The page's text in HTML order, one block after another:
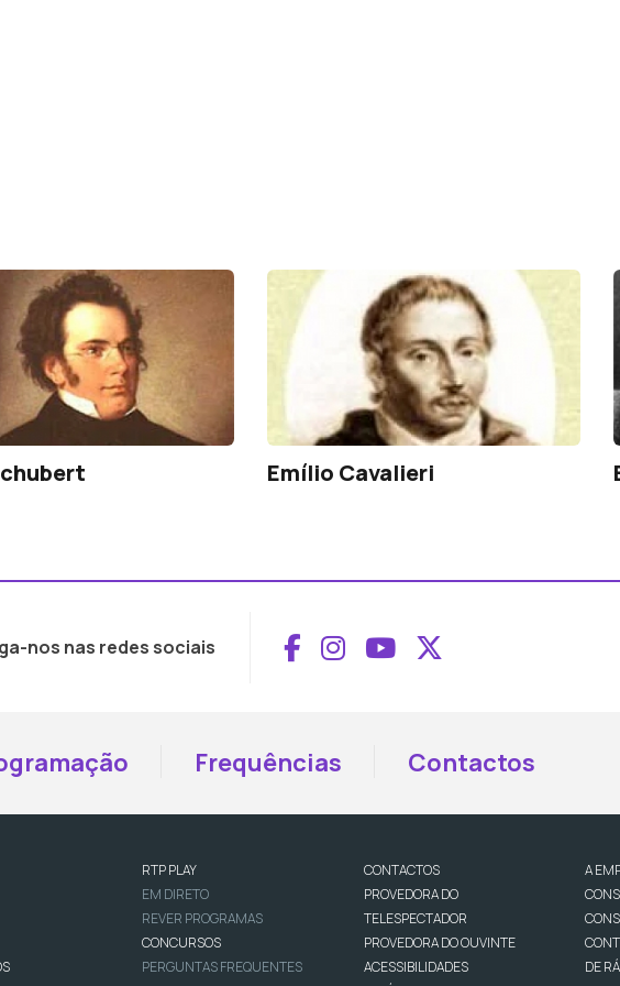
Emílio Cavalieri
nos nas redes sociais Aceder ao Facebook da
Aceder ao Instagram
Aceder aoAceder ao X
Frequências Contactos
RTP PLAY
EM DIRETO
REVER PROGRAMAS
CONCURSOS
PERGUNTAS FREQUENTES
CONTACTOS
PROVEDORA DO
TELESPECTADOR
PROVEDORA DO OUVINTE
ACESSIBILIDADES
A
DE